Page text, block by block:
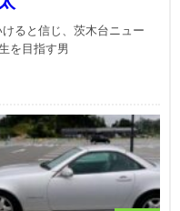
ると信じ、茨木台ニュー
を目指す男